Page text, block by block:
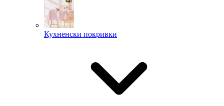
Кухненски покривки